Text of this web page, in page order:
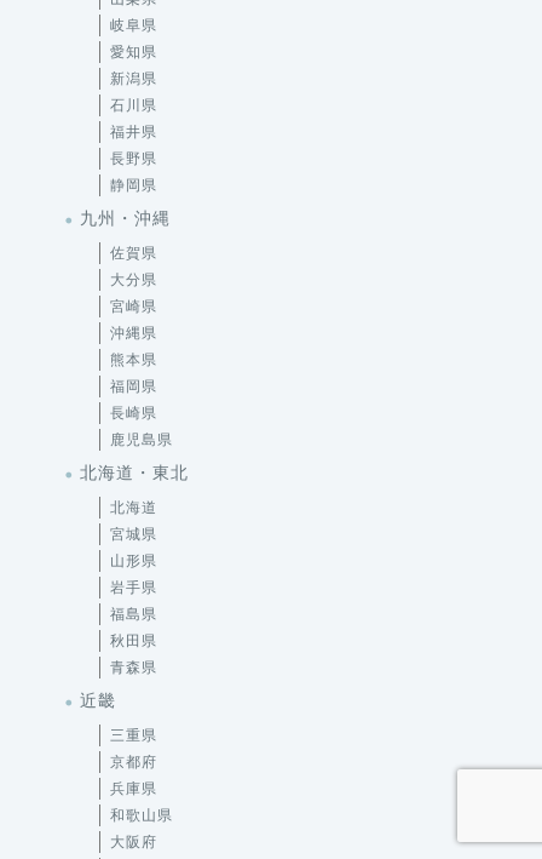
新潟県
石川県
福井県
長野県
静岡県
九州・沖縄
佐賀県
大分県
宮崎県
沖縄県
熊本県
福岡県
長崎県
鹿児島県
北海道・東北
北海道
宮城県
山形県
岩手県
福島県
秋田県
青森県
近畿
三重県
京都府
兵庫県
和歌山県
大阪府
奈良県
滋賀県